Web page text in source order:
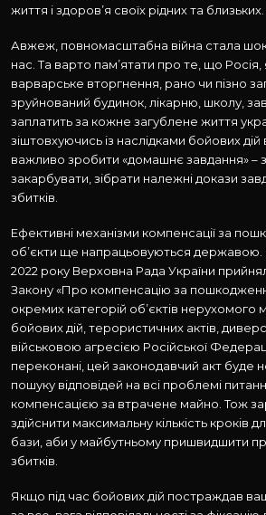
життя і здоров’я своїх рідних та близьких.
Авжеж, повномасштабна війна стала
нас. Та варто пам’ятати про те, що
варварське вторгнення, рано чи пізно
зруйнований будинок, лікарню, школу,
заплатить за кожне загублене життя
зіштовхуючись із наслідками бойових
важливо зробити «домашнє завдання» –
закарбувати, зібрати належні докази
збитків.
Ефективні механізми компенсації за
об’єкти ще напрацьовуються державою.
2022 року Верховна Рада України
Закону «Про компенсацію за
окремих категорій об’єктів нерухомого
бойових дій, терористичних актів,
військовою агресією Російської
переконані, цей законодавчий акт буде
пошуку відповідей на всі проблемі
компенсацією за втрачене майно. Тож
здійснити максимальну кількість кроків
бази, аби у майбутньому пришвидшити
збитків.
Якщо під час бойових дій постраждав